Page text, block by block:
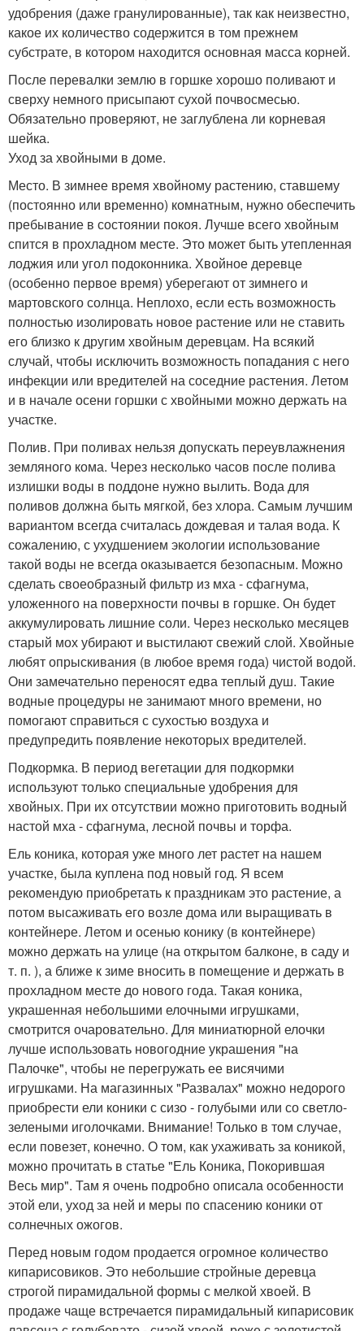
удобрения (даже гранулированные), так как неизвестно,
какое их количество содержится в том прежнем
субстрате, в котором находится основная масса корней.
После перевалки землю в горшке хорошо поливают и
сверху немного присыпают сухой почвосмесью.
Обязательно проверяют, не заглублена ли корневая
шейка.
Уход за хвойными в доме.
Место. В зимнее время хвойному растению, ставшему
(постоянно или временно) комнатным, нужно обеспечить
пребывание в состоянии покоя. Лучше всего хвойным
спится в прохладном месте. Это может быть утепленная
лоджия или угол подоконника. Хвойное деревце
(особенно первое время) уберегают от зимнего и
мартовского солнца. Неплохо, если есть возможность
полностью изолировать новое растение или не ставить
его близко к другим хвойным деревцам. На всякий
случай, чтобы исключить возможность попадания с него
инфекции или вредителей на соседние растения. Летом
и в начале осени горшки с хвойными можно держать на
участке.
Полив. При поливах нельзя допускать переувлажнения
земляного кома. Через несколько часов после полива
излишки воды в поддоне нужно вылить. Вода для
поливов должна быть мягкой, без хлора. Самым лучшим
вариантом всегда считалась дождевая и талая вода. К
сожалению, с ухудшением экологии использование
такой воды не всегда оказывается безопасным. Можно
сделать своеобразный фильтр из мха - сфагнума,
уложенного на поверхности почвы в горшке. Он будет
аккумулировать лишние соли. Через несколько месяцев
старый мох убирают и выстилают свежий слой. Хвойные
любят опрыскивания (в любое время года) чистой водой.
Они замечательно переносят едва теплый душ. Такие
водные процедуры не занимают много времени, но
помогают справиться с сухостью воздуха и
предупредить появление некоторых вредителей.
Подкормка. В период вегетации для подкормки
используют только специальные удобрения для
хвойных. При их отсутствии можно приготовить водный
настой мха - сфагнума, лесной почвы и торфа.
Ель коника, которая уже много лет растет на нашем
участке, была куплена под новый год. Я всем
рекомендую приобретать к праздникам это растение, а
потом высаживать его возле дома или выращивать в
контейнере. Летом и осенью конику (в контейнере)
можно держать на улице (на открытом балконе, в саду и
т. п. ), а ближе к зиме вносить в помещение и держать в
прохладном месте до нового года. Такая коника,
украшенная небольшими елочными игрушками,
смотрится очаровательно. Для миниатюрной елочки
лучше использовать новогодние украшения "на
Палочке", чтобы не перегружать ее висячими
игрушками. На магазинных "Развалах" можно недорого
приобрести ели коники с сизо - голубыми или со светло-
зелеными иголочками. Внимание! Только в том случае,
если повезет, конечно. О том, как ухаживать за коникой,
можно прочитать в статье "Ель Коника, Покорившая
Весь мир". Там я очень подробно описала особенности
этой ели, уход за ней и меры по спасению коники от
солнечных ожогов.
Перед новым годом продается огромное количество
кипарисовиков. Это небольшие стройные деревца
строгой пирамидальной формы с мелкой хвоей. В
продаже чаще встречается пирамидальный кипарисовик